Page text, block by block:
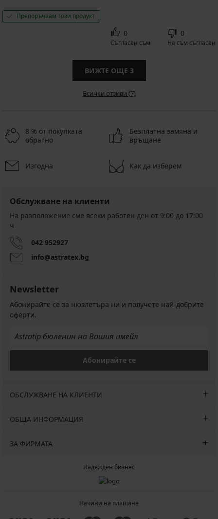
Препоръчвам този продукт
0
Съгласен съм
0
Не съм съгласен
ВИЖТЕ ОЩЕ 3
Всички отзиви (7)
8 % от покупката
обратно
Безплатна замяна и
връщане
Изгодна Как да изберем
Обслужване на клиенти
На разположение сме всеки работен ден от 9:00 до 17:00
ч
042 952927
info@astratex.bg
Newsletter
Абонирайте се за нюзлетъра ни и получете най-добрите
оферти.
Абонирайте се
ОБСЛУЖВАНЕ НА КЛИЕНТИ
ОБЩА ИНФОРМАЦИЯ
ЗА ФИРМАТА
Надежден бизнес
Начини на плащане